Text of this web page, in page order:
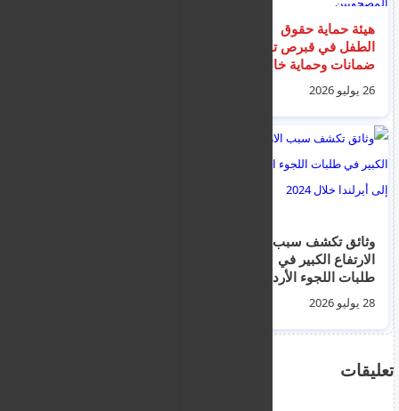
هيئة حماية حقوق
الطفل في قبرص تقدم
ضمانات وحماية خاصة
للأطفال والقاصرين غير
المصحوبين
26 يوليو 2026
وثائق تكشف سبب
الارتفاع الكبير في
طلبات اللجوء الأردنية
إلى أيرلندا خلال 202428 يوليو 2026
تعليقات